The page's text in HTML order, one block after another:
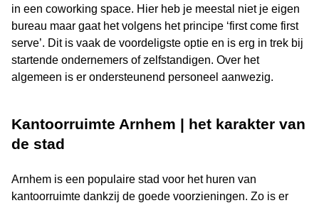
in een coworking space. Hier heb je meestal niet je eigen
bureau maar gaat het volgens het principe ‘first come first
serve’. Dit is vaak de voordeligste optie en is erg in trek bij
startende ondernemers of zelfstandigen. Over het
algemeen is er ondersteunend personeel aanwezig.
Kantoorruimte Arnhem | het karakter van
de stad
Arnhem is een populaire stad voor het huren van
kantoorruimte dankzij de goede voorzieningen. Zo is er